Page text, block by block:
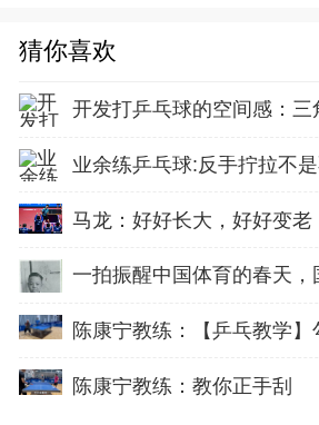
猜你喜欢
马龙：好好长大，好好变老
陈康宁教练：【乒乓教学】
陈康宁教练：教你正手刮